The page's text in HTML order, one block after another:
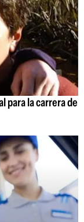
para la carrera de